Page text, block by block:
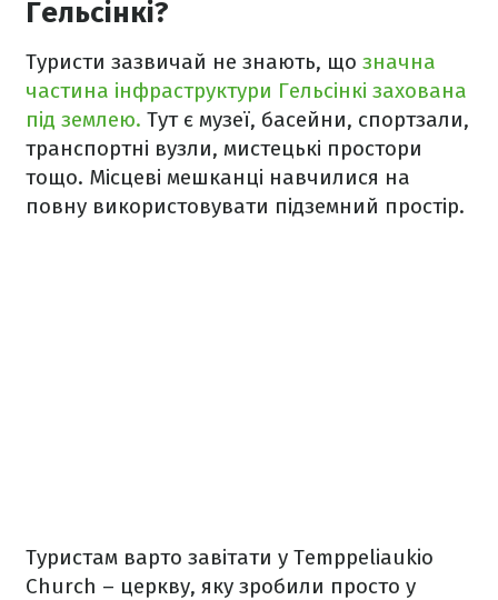
Гельсінкі?
Туристи зазвичай не знають, що значна
частина інфраструктури Гельсінкі захована
під землею. Тут є музеї, басейни, спортзали,
транспортні вузли, мистецькі простори
тощо. Місцеві мешканці навчилися на
повну використовувати підземний простір.
Туристам варто завітати у Temppeliaukio
Church – церкву, яку зробили просто у